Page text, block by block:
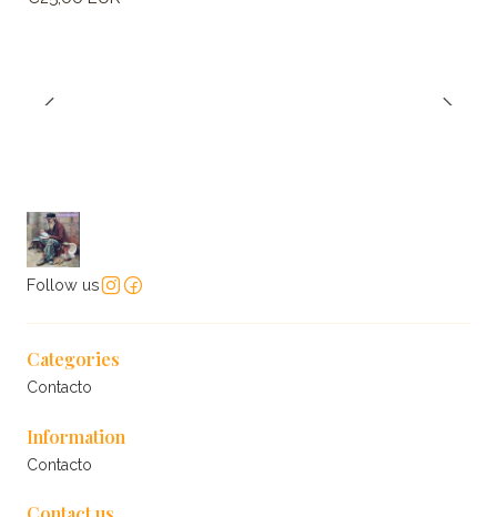
Follow us
Categories
Contacto
Information
Contacto